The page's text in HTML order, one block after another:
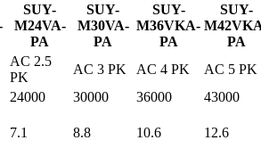
SUY-
M24VA-
PA
SUY-
M30VA-
PA
SUY-
M36VKA-
PA
SUY-
PA
AC 2.5
PK
AC 3 PK AC 4 PK
AC 5 PK
24000 30000 36000
43000
7.1 8.8 10.6 12.6